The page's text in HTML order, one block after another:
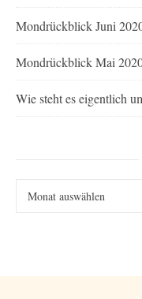
Mondrückblick Juni
Mondrückblick Mai
Wie steht es eigentlich